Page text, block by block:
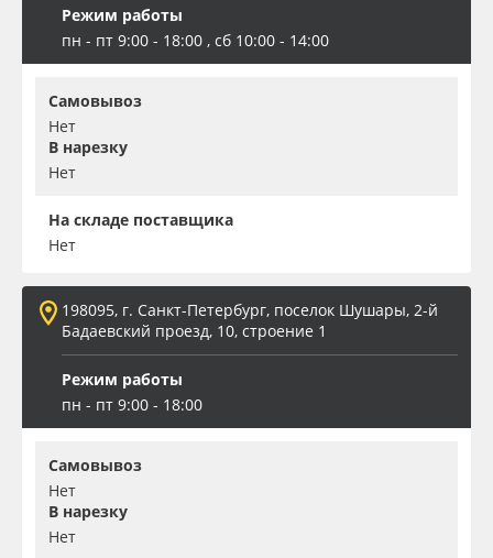
Заготовки для сувениров
Режим работы
пн - пт 9:00 - 18:00 , сб 10:00 - 14:00
Самовывоз
Нет
В нарезку
Нет
На складе поставщика
Нет
198095, г. Санкт-Петербург, поселок Шушары, 2-й
Бадаевский проезд, 10, строение 1
Режим работы
пн - пт 9:00 - 18:00
Самовывоз
Нет
В нарезку
Нет